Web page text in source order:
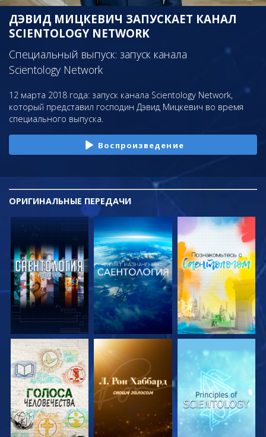
ДЭВИД МИЦКЕВИЧ ЗАПУСКАЕТ КАНАЛ
SCIENTOLOGY NETWORK
Специальный выпуск: запуск канала
Scientology Network
12 марта 2018 года: запуск канала Scientology Network,
который представил господин Дэвид Мицкевич во время
специального выпуска.
Воспроизведение
ОРИГИНАЛЬНЫЕПЕРЕДАЧИ
СМОТРЕТЬ
ПЕРЕДАЧИ
СМОТРЕТЬ
ПЕРЕДАЧИ
СМОТРЕТЬ
ПЕРЕДАЧИ